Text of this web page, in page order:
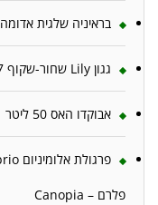
בראיניה שלגית אדומה 10 ליטר
גגון Lily שחור-שקוף 0.9X4.7 בעיצוב רטרו מבית פלרם – Canopia
אבוקדו האס 50 ליטר
פלרם – Canopia